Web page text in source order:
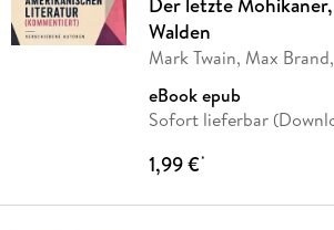
Walden
Mark Twain, Max
Herman
eBook epub
Sofort lieferbar
1,99 €*